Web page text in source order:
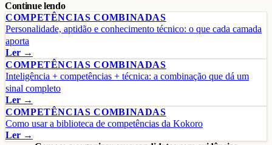
Continue lendo
COMPETÊNCIAS COMBINADAS
Personalidade, aptidão e conhecimento técnico: o que cada camada
aporta
Ler →
COMPETÊNCIAS COMBINADAS
Inteligência + competências + técnica: a combinação que dá um
sinal completo
Ler →
COMPETÊNCIAS COMBINADAS
Como usar a biblioteca de competências da Kokoro
Ler →